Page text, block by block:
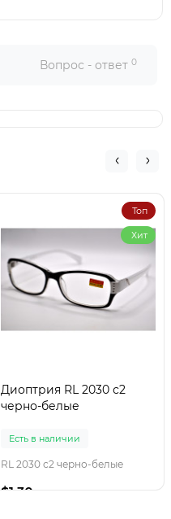
Вопрос - ответ 0
Топ
Хит
Диоптрия RL 2030 с2
черно-белые
Есть в наличии
RL 2030 с2 черно-белые
$1.30